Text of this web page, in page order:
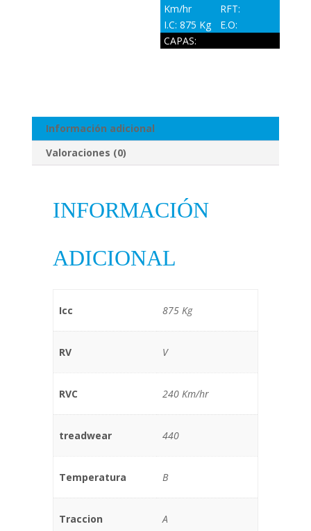
Km/hr
RFT:
I.C: 875 Kg
E.O:
CAPAS:
Información adicional
Valoraciones (0)
INFORMACIÓN
ADICIONAL
Icc 875 Kg
RV V
RVC 240 Km/hr
treadwear 440
Temperatura B
Traccion A